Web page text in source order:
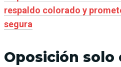
respaldo colorado y
segura
Oposición solo